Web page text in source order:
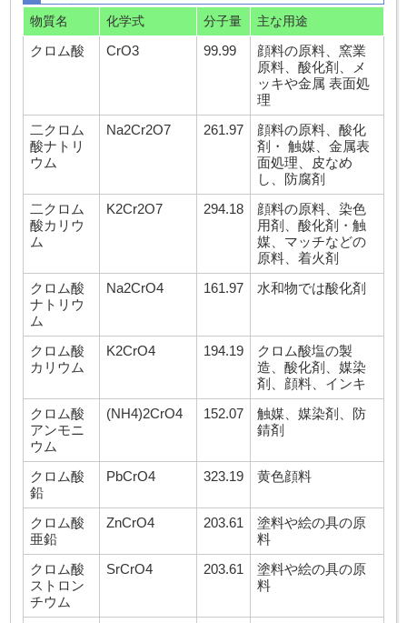
物質名 化学式 分子量 主な用途
クロム酸 CrO3 99.99
顔料の原料、窯業
原料、酸化剤、メ
ッキや金属 表面処
理
二クロム
酸ナトリ
ウム
Na2Cr2O7 261.97
顔料の原料、酸化
剤・ 触媒、金属表
面処理、皮なめ
し、防腐剤
二クロム
酸カリウ
ム
K2Cr2O7 294.18
顔料の原料、染色
用剤、酸化剤・触
媒、マッチなどの
原料、着火剤
クロム酸
ナトリウ
ム
Na2CrO4 161.97 水和物では酸化剤
クロム酸
カリウム
K2CrO4 194.19
クロム酸塩の製
造、酸化剤、媒染
剤、顔料、インキ
クロム酸
アンモニ
ウム
(NH4)2CrO4 152.07
触媒、媒染剤、防
錆剤
クロム酸
鉛
PbCrO4 323.19 黄色顔料
クロム酸
亜鉛
ZnCrO4 203.61
塗料や絵の具の原
料
クロム酸
ストロン
チウム
SrCrO4 203.61
塗料や絵の具の原
料